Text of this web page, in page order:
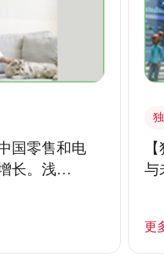
国零售和电
长。浅
与
更